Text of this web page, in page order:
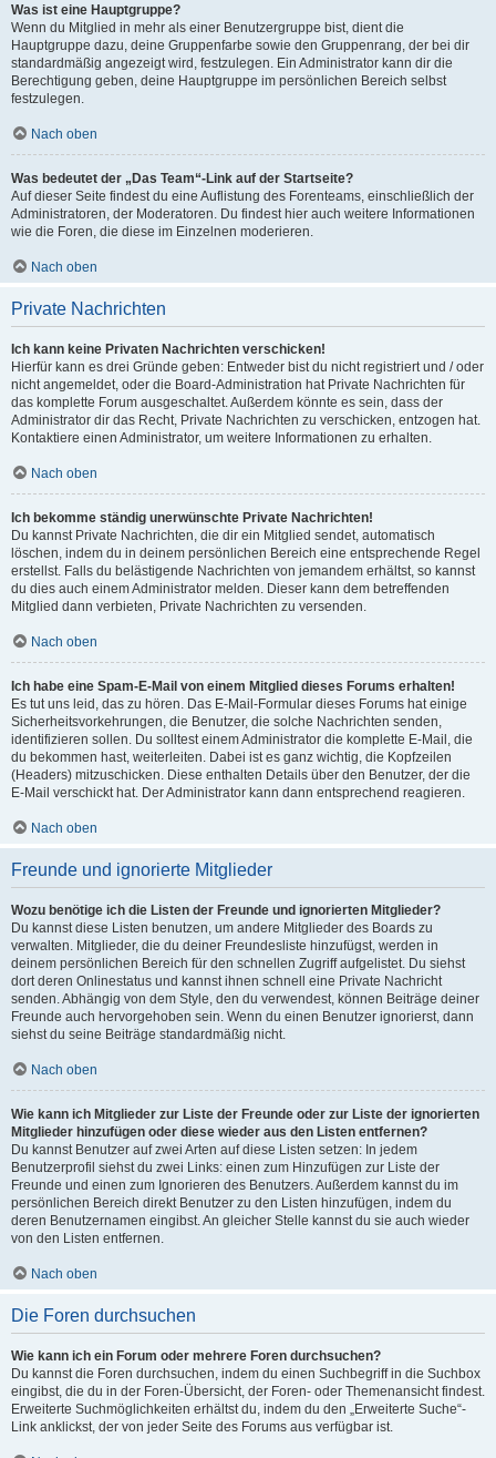
Was ist eine Hauptgruppe?
Wenn du Mitglied in mehr als einer Benutzergruppe bist, dient die
Hauptgruppe dazu, deine Gruppenfarbe sowie den Gruppenrang, der bei dir
standardmäßig angezeigt wird, festzulegen. Ein Administrator kann dir die
Berechtigung geben, deine Hauptgruppe im persönlichen Bereich selbst
festzulegen.
Nach oben
Was bedeutet der „Das Team“-Link auf der Startseite?
Auf dieser Seite findest du eine Auflistung des Forenteams, einschließlich der
Administratoren, der Moderatoren. Du findest hier auch weitere Informationen
wie die Foren, die diese im Einzelnen moderieren.
Nach oben
Private Nachrichten
Ich kann keine Privaten Nachrichten verschicken!
Hierfür kann es drei Gründe geben: Entweder bist du nicht registriert und / oder
nicht angemeldet, oder die Board-Administration hat Private Nachrichten für
das komplette Forum ausgeschaltet. Außerdem könnte es sein, dass der
Administrator dir das Recht, Private Nachrichten zu verschicken, entzogen hat.
Kontaktiere einen Administrator, um weitere Informationen zu erhalten.
Nach oben
Ich bekomme ständig unerwünschte Private Nachrichten!
Du kannst Private Nachrichten, die dir ein Mitglied sendet, automatisch
löschen, indem du in deinem persönlichen Bereich eine entsprechende Regel
erstellst. Falls du belästigende Nachrichten von jemandem erhältst, so kannst
du dies auch einem Administrator melden. Dieser kann dem betreffenden
Mitglied dann verbieten, Private Nachrichten zu versenden.
Nach oben
Ich habe eine Spam-E-Mail von einem Mitglied dieses Forums erhalten!
Es tut uns leid, das zu hören. Das E-Mail-Formular dieses Forums hat einige
Sicherheitsvorkehrungen, die Benutzer, die solche Nachrichten senden,
identifizieren sollen. Du solltest einem Administrator die komplette E-Mail, die
du bekommen hast, weiterleiten. Dabei ist es ganz wichtig, die Kopfzeilen
(Headers) mitzuschicken. Diese enthalten Details über den Benutzer, der die
E-Mail verschickt hat. Der Administrator kann dann entsprechend reagieren.
Nach oben
Freunde und ignorierte Mitglieder
Wozu benötige ich die Listen der Freunde und ignorierten Mitglieder?
Du kannst diese Listen benutzen, um andere Mitglieder des Boards zu
verwalten. Mitglieder, die du deiner Freundesliste hinzufügst, werden in
deinem persönlichen Bereich für den schnellen Zugriff aufgelistet. Du siehst
dort deren Onlinestatus und kannst ihnen schnell eine Private Nachricht
senden. Abhängig von dem Style, den du verwendest, können Beiträge deiner
Freunde auch hervorgehoben sein. Wenn du einen Benutzer ignorierst, dann
siehst du seine Beiträge standardmäßig nicht.
Nach oben
Wie kann ich Mitglieder zur Liste der Freunde oder zur Liste der ignorierten
Mitglieder hinzufügen oder diese wieder aus den Listen entfernen?
Du kannst Benutzer auf zwei Arten auf diese Listen setzen: In jedem
Benutzerprofil siehst du zwei Links: einen zum Hinzufügen zur Liste der
Freunde und einen zum Ignorieren des Benutzers. Außerdem kannst du im
persönlichen Bereich direkt Benutzer zu den Listen hinzufügen, indem du
deren Benutzernamen eingibst. An gleicher Stelle kannst du sie auch wieder
von den Listen entfernen.
Nach oben
Die Foren durchsuchen
Wie kann ich ein Forum oder mehrere Foren durchsuchen?
Du kannst die Foren durchsuchen, indem du einen Suchbegriff in die Suchbox
eingibst, die du in der Foren-Übersicht, der Foren- oder Themenansicht findest.
Erweiterte Suchmöglichkeiten erhältst du, indem du den „Erweiterte Suche“-
Link anklickst, der von jeder Seite des Forums aus verfügbar ist.